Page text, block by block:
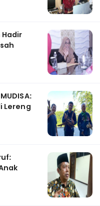
Hadir
Lereng